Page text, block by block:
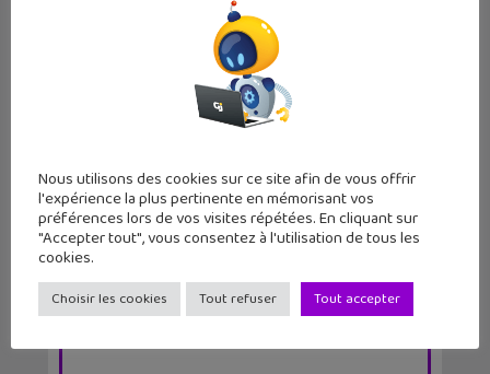
Nous utilisons des cookies sur ce site afin de vous offrir
l'expérience la plus pertinente en mémorisant vos
préférences lors de vos visites répétées. En cliquant sur
"Accepter tout", vous consentez à l'utilisation de tous les
cookies.
Choisir les cookies Tout refuser Tout accepter